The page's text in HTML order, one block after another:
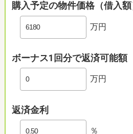
購入予定の物件価格（借入額
万円
ボーナス1回分で返済可能額
万円
返済金利
％